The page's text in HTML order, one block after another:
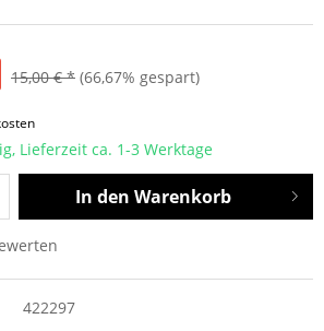
15,00 € * (66,67% gespart)
Lieferzeit ca. 1-3 Werktage
In den Warenkorb
422297